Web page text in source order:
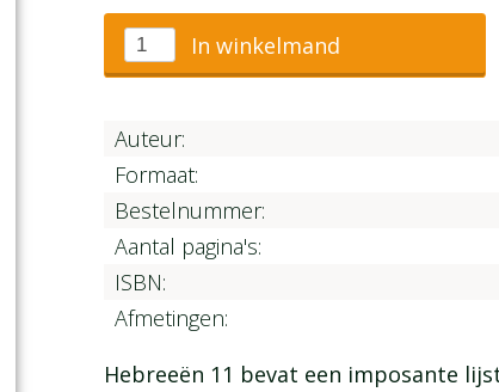
In winkelmand
Auteur:
Formaat:
Bestelnummer:
Aantal pagina's:
ISBN:
Afmetingen:
Hebreeën 11 bevat een imposante